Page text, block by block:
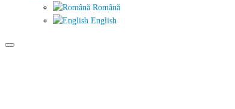
Română
English